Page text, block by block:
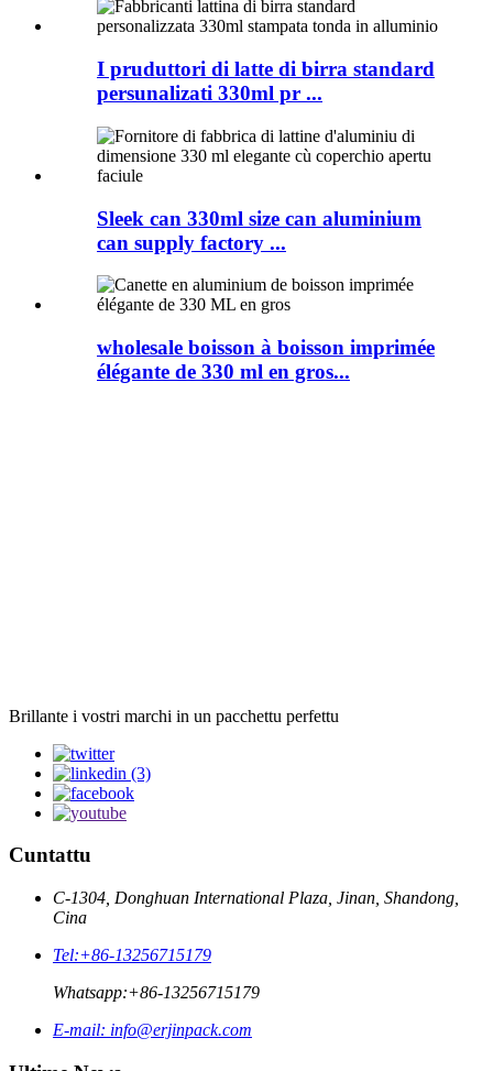
I pruduttori di latte di birra standard
persunalizati 330ml pr ...
Sleek can 330ml size can aluminium
can supply factory ...
wholesale boisson à boisson imprimée
élégante de 330 ml en gros...
Brillante i vostri marchi in un pacchettu perfettu
Cuntattu
C-1304, Donghuan International Plaza, Jinan, Shandong,
Cina
Tel:+86-13256715179
Whatsapp:+86-13256715179
E-mail: info@erjinpack.com